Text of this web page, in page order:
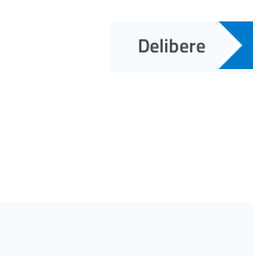
Delibere